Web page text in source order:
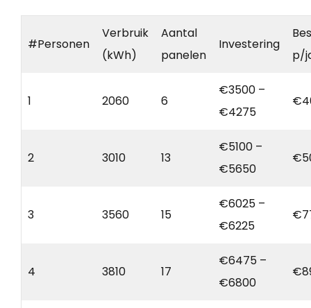
#Personen
Verbruik
(kWh)
Aantal
panelen
Investering
p/
1 2060 6
€3500 –
€4275
2 3010 13
€5100 –
€5650
3 3560 15
€6025 –
€6225
4 3810 17
€6475 –
€6800